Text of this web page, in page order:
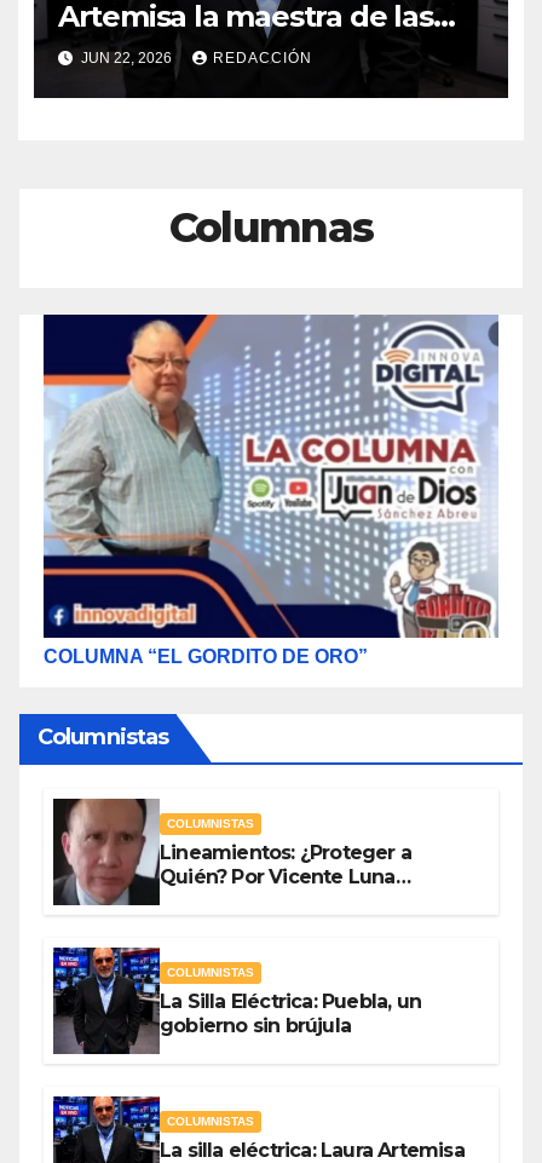
Artemisa la maestra de las
Precampañas Por Antonio
Ladrón de Guevara
JUN 22, 2026 REDACCIÓN
Columnas
COLUMNA “EL GORDITO DE ORO”
Columnistas
COLUMNISTAS
Lineamientos: ¿Proteger a
Quién? Por Vicente Luna
COLUMNISTAS
La Silla Eléctrica: Puebla, un
gobierno sin brújula
COLUMNISTAS
La silla eléctrica: Laura Artemisa